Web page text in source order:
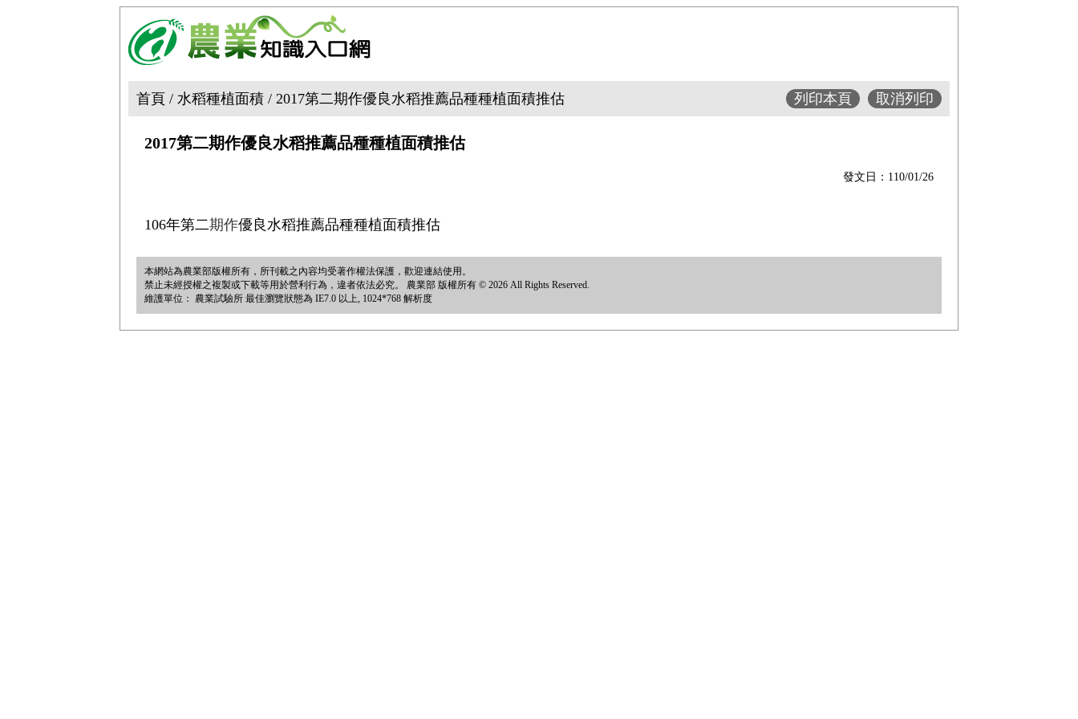
首頁 / 水稻種植面積 / 2017第二期作優良水稻推薦品種種植面積推估 取消列印
列印本頁
2017第二期作優良水稻推薦品種種植面積推估
發文日：110/01/26
106年第二期作優良水稻推薦品種種植面積推估
本網站為農業部版權所有，所刊載之內容均受著作權法保護，歡迎連結使用。
禁止未經授權之複製或下載等用於營利行為，違者依法必究。 農業部 版權所有 © 2026 All Rights Reserved.
維護單位： 農業試驗所 最佳瀏覽狀態為 IE7.0 以上, 1024*768 解析度